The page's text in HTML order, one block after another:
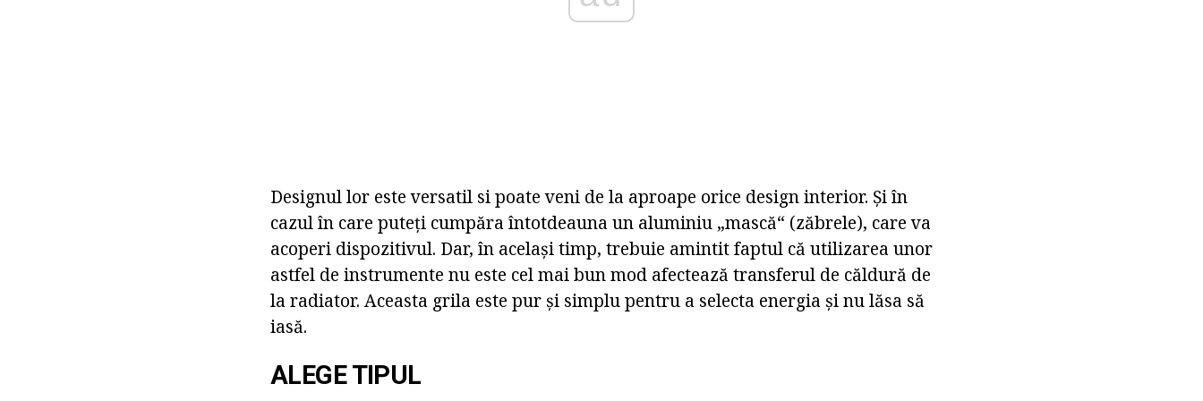
Designul lor este versatil si poate veni de la aproape orice design interior. Și în
cazul în care puteți cumpăra întotdeauna un aluminiu „mască“ (zăbrele), care va
acoperi dispozitivul. Dar, în același timp, trebuie amintit faptul că utilizarea unor
astfel de instrumente nu este cel mai bun mod afectează transferul de căldură de
la radiator. Aceasta grila este pur și simplu pentru a selecta energia și nu lăsa să
iasă.
ALEGE TIPUL